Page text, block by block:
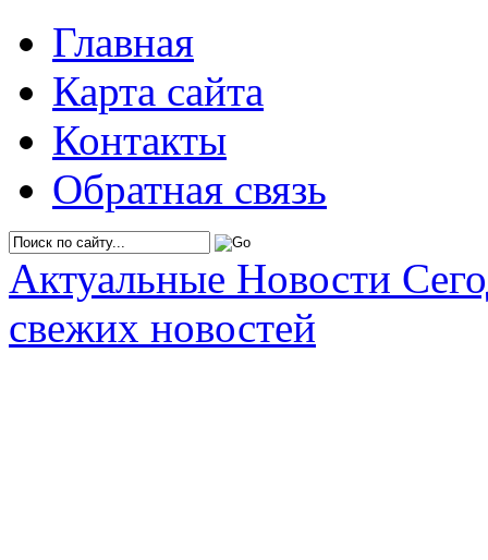
Главная
Карта сайта
Контакты
Обратная связь
Актуальные Новости
свежих новостей